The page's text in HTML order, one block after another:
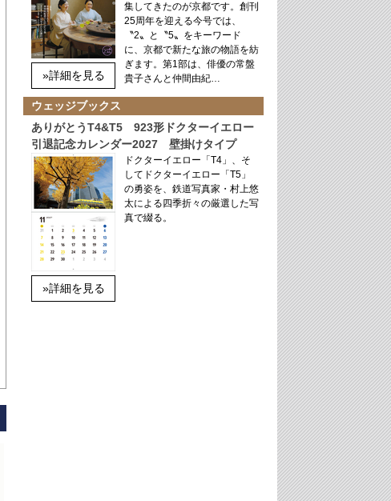
»詳細を見る
集してきたのが京都です。創刊
25周年を迎える今号では、
〝2〟と〝5〟をキーワード
に、京都で新たな旅の物語を紡
ぎます。第1部は、俳優の常盤
貴子さんと仲間由紀…
ウェッジブックス
ありがとうT4&T5 923形ドクターイエロー
引退記念カレンダー2027 壁掛けタイプ
»詳細を見る
ドクターイエロー「T4」、そ
してドクターイエロー「T5」
の勇姿を、鉄道写真家・村上悠
太による四季折々の厳選した写
真で綴る。